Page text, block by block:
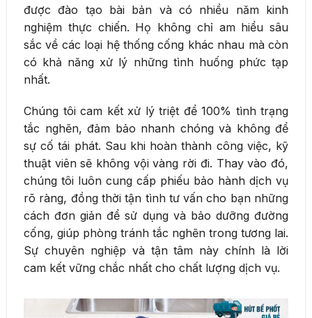
được đào tạo bài bản và có nhiều năm kinh
nghiệm thực chiến. Họ không chỉ am hiểu sâu
sắc về các loại hệ thống cống khác nhau mà còn
có khả năng xử lý những tình huống phức tạp
nhất.
Chúng tôi cam kết xử lý triệt để 100% tình trạng
tắc nghẽn, đảm bảo nhanh chóng và không để
sự cố tái phát. Sau khi hoàn thành công việc, kỹ
thuật viên sẽ không vội vàng rời đi. Thay vào đó,
chúng tôi luôn cung cấp phiếu bảo hành dịch vụ
rõ ràng, đồng thời tận tình tư vấn cho bạn những
cách đơn giản để sử dụng và bảo dưỡng đường
cống, giúp phòng tránh tắc nghẽn trong tương lai.
Sự chuyên nghiệp và tận tâm này chính là lời
cam kết vững chắc nhất cho chất lượng dịch vụ.